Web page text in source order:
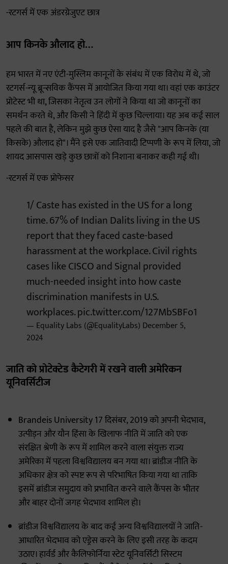
-रटगर्स में एक अंडरग्रेजुएट छात्र
आप किनके औलाद हो…
हम भारत में नए एंटी-मुस्लिम कानूनों के संबंध में एक विरोध में थे, जो
रटगर्स-न्यू ब्रून्सविक कैंपस में आयोजित किया गया था। वहां एक काउंटर
प्रोटेस्ट भी था, जिसका नेतृत्व उन लोगों ने किया था जो कानूनों का
समर्थन करते थे, और किसी ने हिंदी में कुछ चिल्लाया। यह अब कई साल
पहले की बात है, लेकिन मुझे कुछ ऐसा याद है जैसे "आप किनके (या
किसके) औलाद हो"। मैंने इसे एक जातिवादी टिप्पणी के रूप में लिया, जो
शायद आसपास खड़े कुछ छात्रों को निशाना बनाकर कही गई थी।
-रटगर्स में एक प्रोफेसर
1/ Caste has existed in the US for a long
time. 67% of Indian Dalits living in the US
report that they faced caste-based
harassment at the workplace. Civil rights
cases like CISCO and Signal provided
much-needed insight into how caste
discrimination manifests in U.S.
workplaces.pic.twitter.com/127MbSBFo1
— Equality Labs (@EqualityLabs) December 5,
2024
जाति को प्रोटेक्टेड कैटेगरी में रखने वाली अमेरिकन
यूनिवर्सिटीज
Brandeis University 17 दिसंबर, 2019 को अपनी भेदभाव,
उत्पीड़न और यौन हिंसा के खिलाफ नीति में जाति को एक
संरक्षित श्रेणी के रूप में शामिल करने वाला संयुक्त राज्य
अमेरिका में पहला विश्वविद्यालय बन गया था। ब्रांडीज नीति के
अधिकार क्षेत्र को स्पष्ट रूप से परिभाषित किया गया था ताकि
इसमें ब्रांडीज समुदाय को प्रभावित करने वाले कैंपस के भीतर
और बाहर दोनों जगह भेदभाव शामिल हो।
ब्रांडीज विश्वविद्यालय के बाद कई अन्य विश्वविद्यालयों ने जाति-
आधारित भेदभाव को एड्रेस करने के लिए इसी तरह के कदम
उठाए। हार्वर्ड और कैलिफोर्निया स्टेट यूनिवर्सिटी सिस्टम